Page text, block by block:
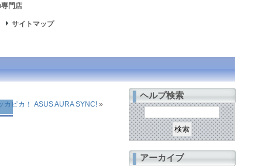
専門店
サイトマップ
カピカ！ ASUS AURA SYNC!»
ヘルプ検索
アーカイブ